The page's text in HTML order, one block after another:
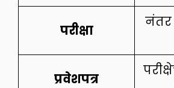
परीक्षा
नंतर
प्रवेशपत्र